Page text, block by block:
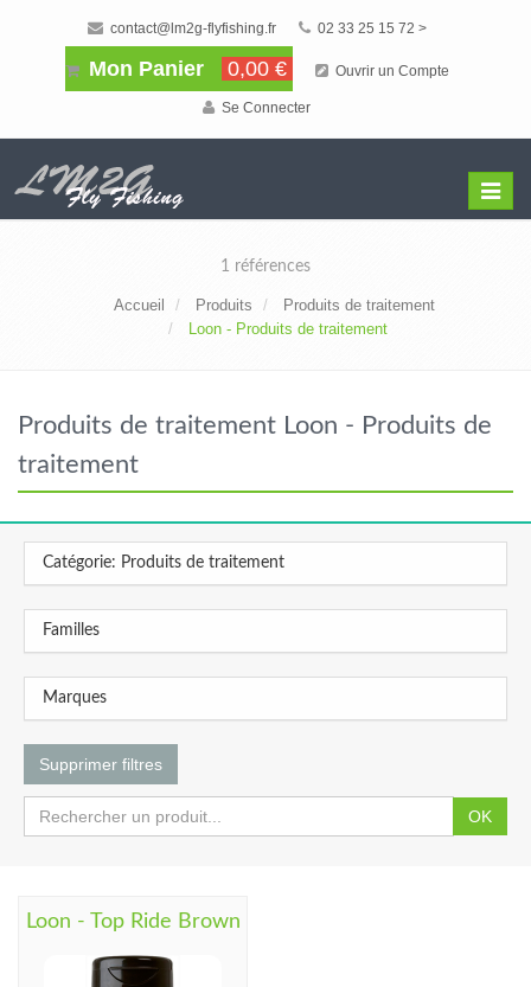
contact@lm2g-flyfishing.fr 02 33 25 15 72 >
Mon Panier 0,00 € Ouvrir un Compte
Se Connecter
Menu
1 références
Accueil Produits
Produits de traitement
Loon - Produits de traitement
Produits de traitement Loon - Produits de
traitement
Catégorie: Produits de traitement
Familles
Marques
Supprimer filtres
OK
Loon - Top Ride Brown